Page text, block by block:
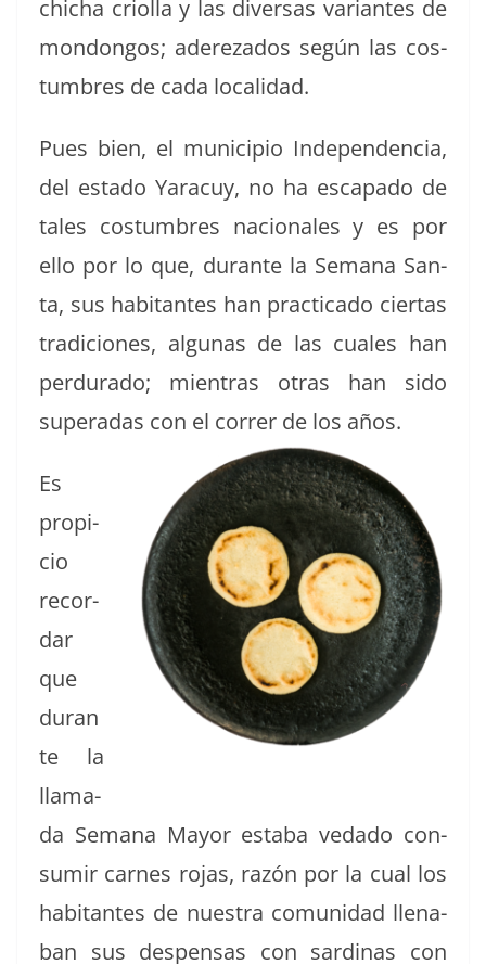
chicha criol­la y las diver­sas vari­antes de
mon­don­gos; adereza­dos según las cos­
tum­bres de cada localidad.
Pues bien, el munici­pio Inde­pen­den­cia,
del esta­do Yaracuy, no ha escapa­do de
tales cos­tum­bres nacionales y es por
ello por lo que, durante la Sem­ana San­
ta, sus habi­tantes han prac­ti­ca­do cier­tas
tradi­ciones, algu­nas de las cuales han
per­du­ra­do; mien­tras otras han sido
super­adas con el cor­rer de los años.
Es
prop­i­
cio
recor­
dar
que
duran
te la
lla­ma­
da Sem­ana May­or esta­ba veda­do con­
sumir carnes rojas, razón por la cual los
habi­tantes de nues­tra comu­nidad llen­a­
ban sus despen­sas con sar­di­nas con